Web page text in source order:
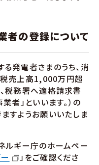
者の登録について
発電者さまのうち、消
税売上高1,000万円超
税務署へ適格請求書
者」といいます。）の
すようお願いいたしま
ルギー庁のホームペー
」をご確認くださ